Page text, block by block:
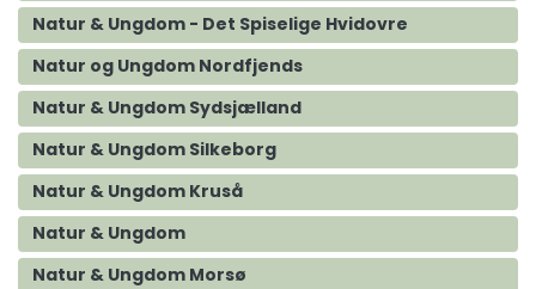
Natur & Ungdom - Det Spiselige Hvidovre
Natur og Ungdom Nordfjends
Natur & Ungdom Sydsjælland
Natur & Ungdom Silkeborg
Natur & Ungdom Kruså
Natur & Ungdom
Natur & Ungdom Morsø